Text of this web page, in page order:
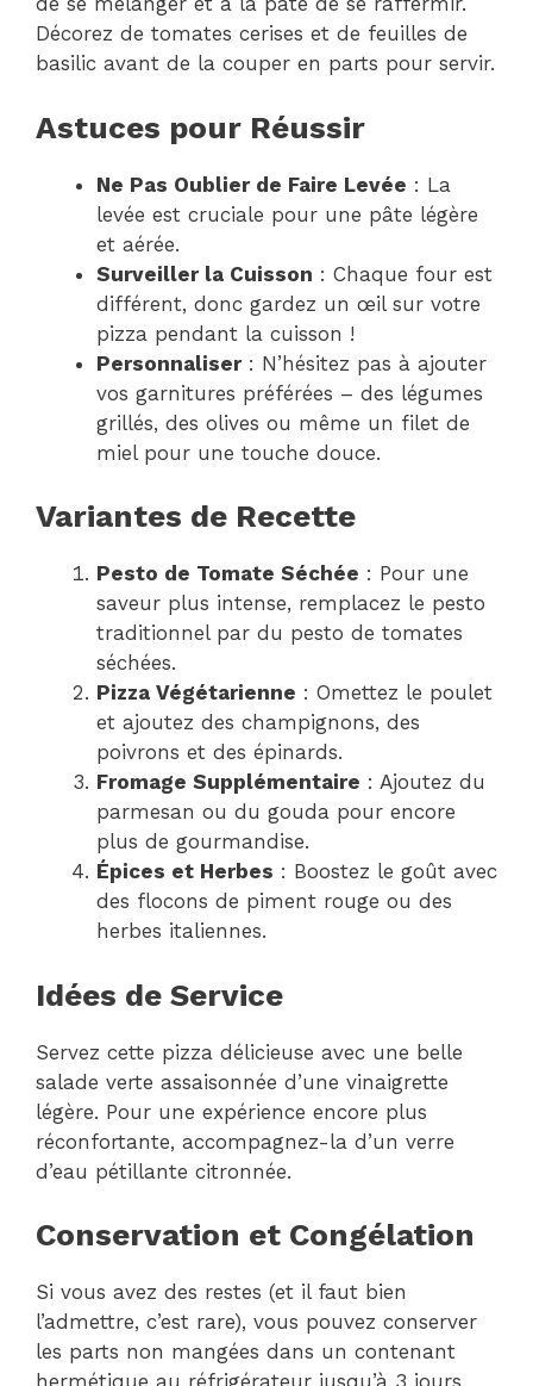
Décorez de tomates cerises et de feuilles de
basilic avant de la couper en parts pour servir.
Astuces pour Réussir
Ne Pas Oublier de Faire Levée : La
levée est cruciale pour une pâte légère
et aérée.
Surveiller la Cuisson : Chaque four est
différent, donc gardez un œil sur votre
pizza pendant la cuisson !
Personnaliser: N’hésitez pas à ajouter
vos garnitures préférées – des légumes
grillés, des olives ou même un filet de
miel pour une touche douce.
Variantes de Recette
Pesto de Tomate Séchée : Pour une
saveur plus intense, remplacez le pesto
traditionnel par du pesto de tomates
séchées.
Pizza Végétarienne : Omettez le poulet
et ajoutez des champignons, des
poivrons et des épinards.
Fromage Supplémentaire : Ajoutez du
parmesan ou du gouda pour encore
plus de gourmandise.
Épices et Herbes : Boostez le goût avec
des flocons de piment rouge ou des
herbes italiennes.
Idées de Service
Servez cette pizza délicieuse avec une belle
salade verte assaisonnée d’une vinaigrette
légère. Pour une expérience encore plus
réconfortante, accompagnez-la d’un verre
d’eau pétillante citronnée.
Conservation et Congélation
Si vous avez des restes (et il faut bien
l’admettre, c’est rare), vous pouvez conserver
les parts non mangées dans un contenant